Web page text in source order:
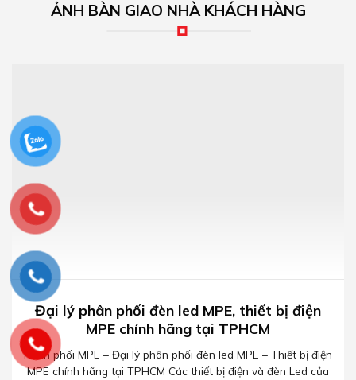
ẢNH BÀN GIAO NHÀ KHÁCH HÀNG
Đại lý phân phối đèn led MPE, thiết bị điện
MPE chính hãng tại TPHCM
Phân phối MPE – Đại lý phân phối đèn led MPE – Thiết bị điện
MPE chính hãng tại TPHCM Các thiết bị điện và đèn Led của